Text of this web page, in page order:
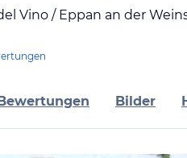
Vino / Eppan an der
Bilder